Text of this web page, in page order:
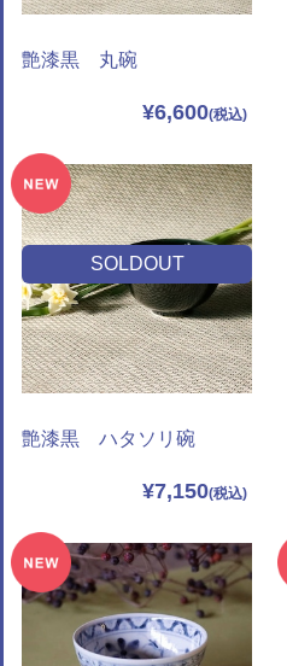
艶漆黒 丸碗
¥6,600
SOLDOUT
艶漆黒 ハタソリ碗
¥7,150